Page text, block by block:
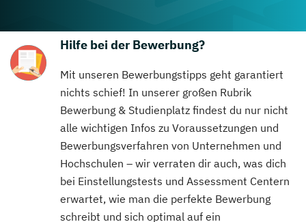
Hilfe bei der Bewerbung?
Mit unseren Bewerbungstipps geht garantiert
nichts schief! In unserer großen Rubrik
Bewerbung & Studienplatz findest du nur nicht
alle wichtigen Infos zu Voraussetzungen und
Bewerbungsverfahren von Unternehmen und
Hochschulen – wir verraten dir auch, was dich
bei Einstellungstests und Assessment Centern
erwartet, wie man die perfekte Bewerbung
schreibt und sich optimal auf ein